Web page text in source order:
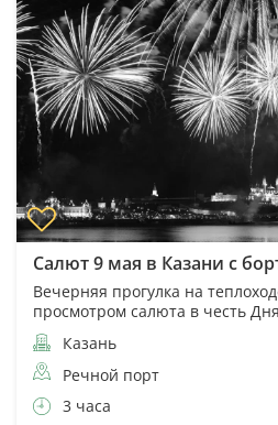
Салют 9 мая в Казани с
Вечерняя прогулка на
просмотром салюта в честь
Казань
Речной порт
3 часа